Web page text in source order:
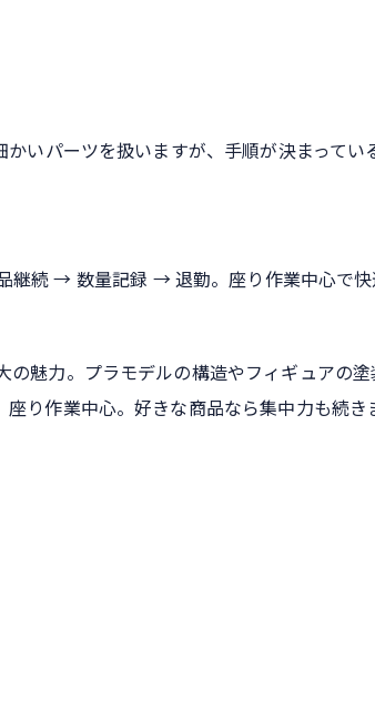
いパーツを扱いますが、手順が決まってい
続 → 数量記録 → 退勤。座り作業中心で快
魅力。プラモデルの構造やフィギュアの塗
り作業中心。好きな商品なら集中力も続き